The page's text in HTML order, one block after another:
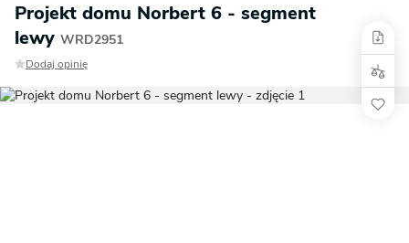
Projekt domu Norbert 6 - segment
lewy WRD2951
Dodaj opinię